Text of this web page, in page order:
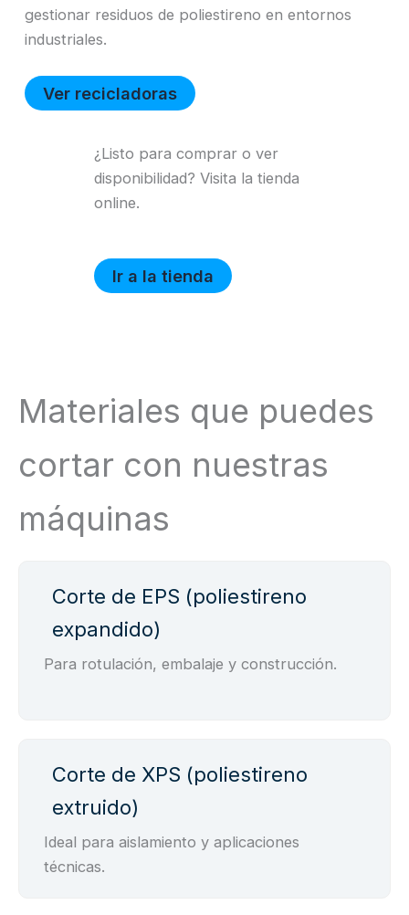
gestionar residuos de poliestireno en entornos
industriales.
Ver recicladoras
¿Listo para comprar o ver
disponibilidad? Visita la tienda
online.
Ir a la tienda
Materiales que puedes
cortar con nuestras
máquinas
Corte de EPS (poliestireno
expandido)
Para rotulación, embalaje y construcción.
Corte de XPS (poliestireno
extruido)
Ideal para aislamiento y aplicaciones
técnicas.